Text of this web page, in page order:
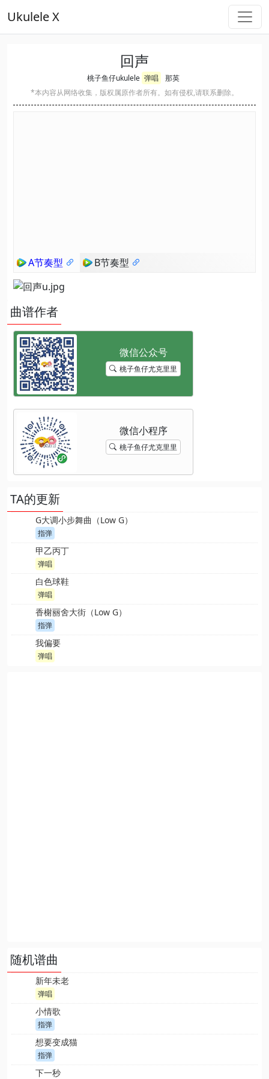
Ukulele X
回声
桃子鱼仔ukulele 弹唱
那英
*本内容从网络收集，版权属原作者所有。如有侵权,请联系删除。
A节奏型 B节奏型
曲谱作者
桃子鱼仔尤克里里
桃子鱼仔尤克里里
TA的更新
G大调小步舞曲（Low G）
指弹
甲乙丙丁
弹唱
白色球鞋
弹唱
香榭丽舍大街（Low G）
指弹
我偏要
弹唱
随机谱曲
新年未老
弹唱
小情歌
指弹
想要变成猫
指弹
下一秒